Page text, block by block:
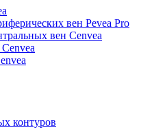
вен Pevea Pro
вен Cenvea
контуров